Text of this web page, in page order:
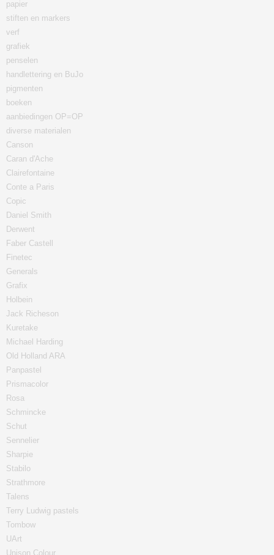
papier
stiften en markers
verf
grafiek
penselen
handlettering en BuJo
pigmenten
boeken
aanbiedingen OP=OP
diverse materialen
Canson
Caran d'Ache
Clairefontaine
Conte a Paris
Copic
Daniel Smith
Derwent
Faber Castell
Finetec
Generals
Grafix
Holbein
Jack Richeson
Kuretake
Michael Harding
Old Holland ARA
Panpastel
Prismacolor
Rosa
Schmincke
Schut
Sennelier
Sharpie
Stabilo
Strathmore
Talens
Terry Ludwig pastels
Tombow
UArt
Unison Colour